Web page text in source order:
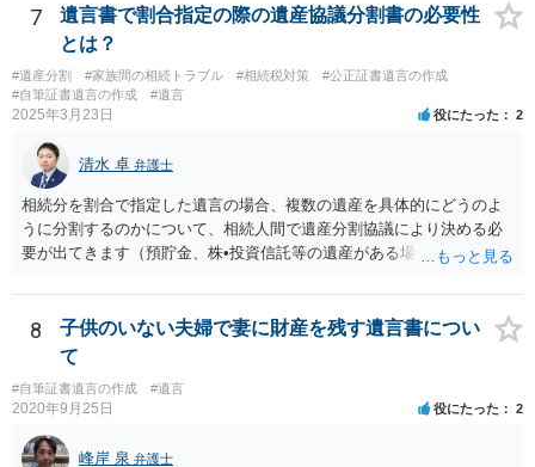
ついては、お父様自身が遺産分割手続をしなかったのですから、あき
らめるしかないと思います。
7
遺言書で割合指定の際の遺産協議分割書の必要性
とは？
#遺産分割 #家族間の相続トラブル #相続税対策
#公正証書遺言の作成
#自筆証書遺言の作成
#遺言
2025年3月23日 役にたった 2
清水 卓 弁護士
相続分を割合で指定した遺言の場合、複数の遺産を具体的にどうのよ
うに分割するのかについて、相続人間で遺産分割協議により決める必
要が出てきます（預貯金、株•投資信託等の遺産がある場合に、どの遺
投資信託は他の相続人にというような分け方をするのか等について
は、相続人間で遺産分割協議により決める必要があります）。
8
子供のいない夫婦で妻に財産を残す遺言書につい
て
#自筆証書遺言の作成 #遺言
2020年9月25日 役にたった 2
峰岸 泉 弁護士